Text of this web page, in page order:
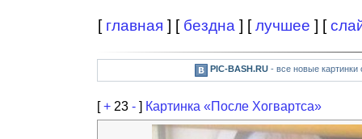
[ главная ] [ бездна ] [лучшее ] [
PIC-BASH.RU- все новые картинки
[+ 23 - ] Картинка «После Хогвартса»